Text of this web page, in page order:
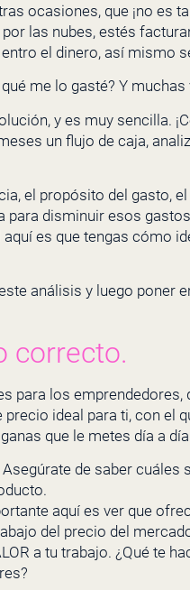
ocasiones, que ¡no es
las nubes, estés
el dinero, así mismo
me lo gasté? Y
y es muy sencilla.
un flujo de caja,
el propósito del gasto,
para disminuir esos
es que tengas cómo
análisis y luego poner
correcto.
para los
ideal para ti, con el
que le metes día a
de saber cuáles
aquí es ver que
del precio del
a tu trabajo. ¿Qué te